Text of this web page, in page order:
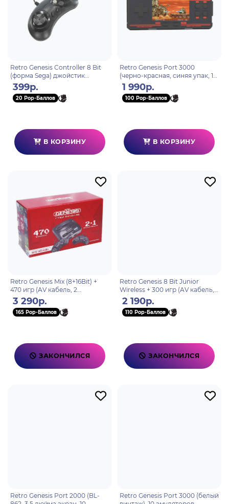
Retro Genesis Controller 8 Bit
(форма Sega) джойстик
проводной 9pin (без упаковки)
399р.
20 Pop-Баллов
В КОРЗИНУ
Retro Genesis Port 3000
(черно-красная, синяя упак, 10
эмул, 4000+игр, 3.0 IPS,SD-
карта, сохранения)
1 990р.
100 Pop-Баллов
В КОРЗИНУ
Retro Genesis Mix (8+16Bit) +
470 игр (AV кабель, 2
проводных джойстика)
3 290р.
165 Pop-Баллов
ЗАКОНЧИЛСЯ
Retro Genesis 8 Bit Junior
Wireless + 300 игр (AV кабель,
2 беспроводных джойстика)
2 190р.
110 Pop-Баллов
ЗАКОНЧИЛСЯ
Retro Genesis Port 2000 (BL-
Retro Genesis Port 3000 (белый